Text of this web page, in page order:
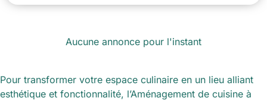
Aucune annonce pour l'instant
Pour transformer votre espace culinaire en un lieu alliant
esthétique et fonctionnalité, l’Aménagement de cuisine à